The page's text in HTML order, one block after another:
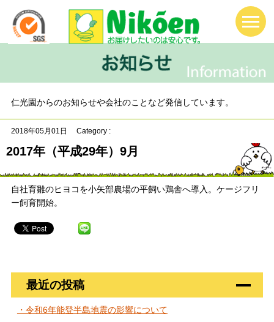
仁光園からのお知らせや会社のことなど発信しています。
2018年05月01日 Category :
2017年（平成29年）9月
自社育雛のヒヨコを小矢部農場の平飼い鶏舎へ導入。ケージフリ
ー飼育開始。
最近の投稿
・令和6年能登半島地震の影響について